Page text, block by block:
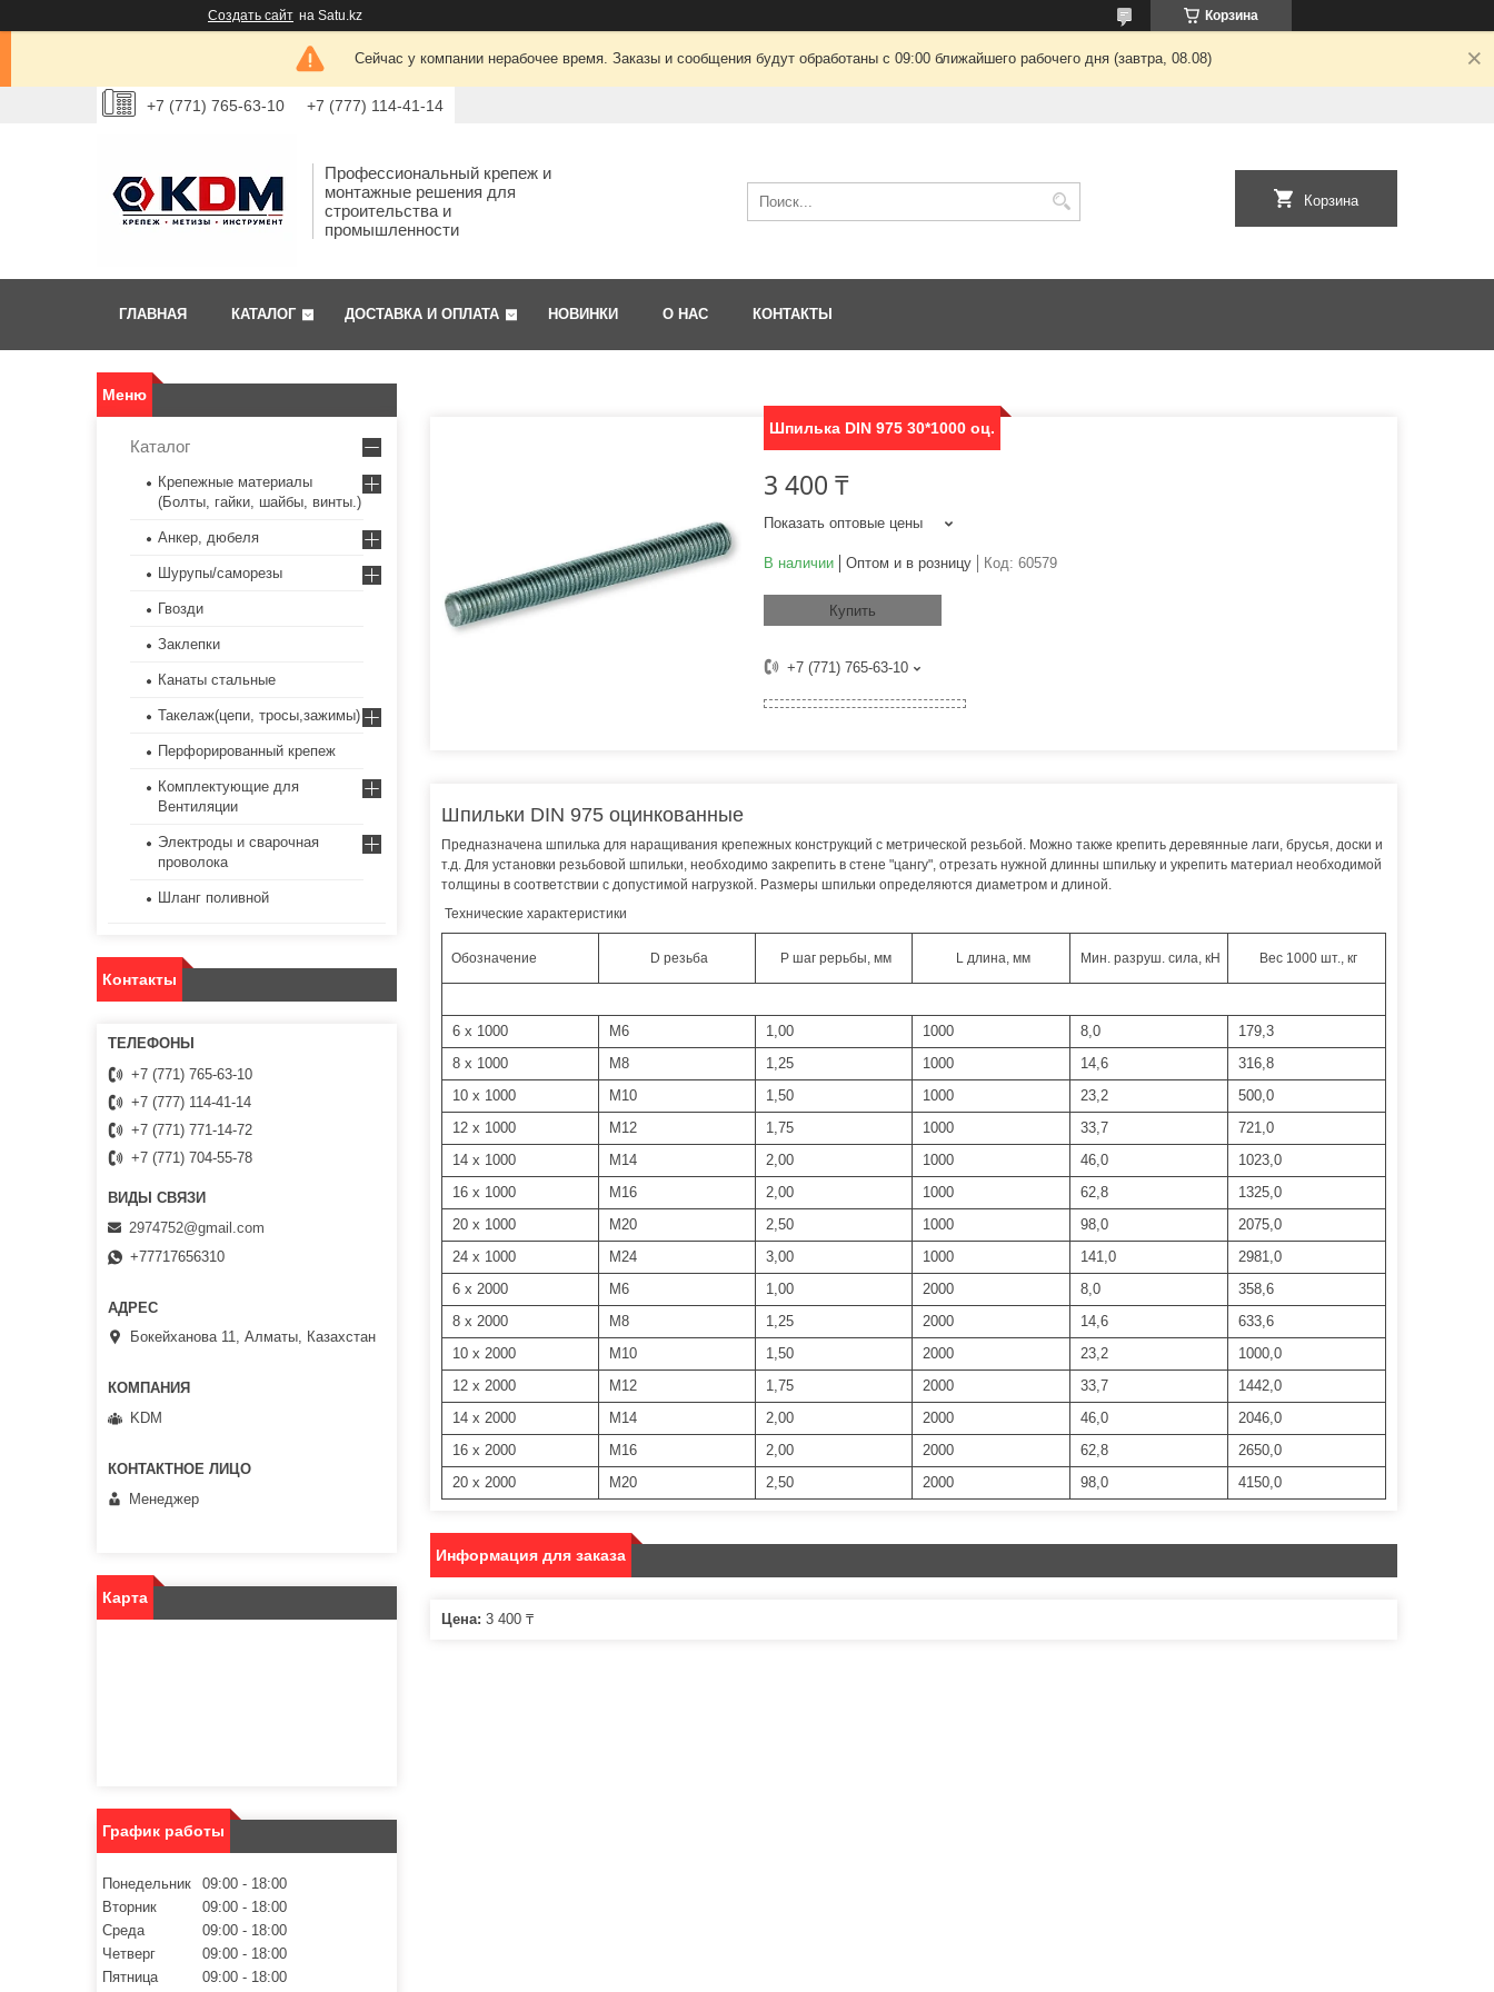
Создать сайт на Satu.kz Корзина
Сейчас у компании нерабочее время. Заказы и сообщения будут обработаны с 09:00 ближайшего рабочего дня (завтра, 08.08)
+7 (771) 765-63-10 +7 (777) 114-41-14
Профессиональный крепеж и
монтажные решения для
строительства и
промышленности
Корзина
ГЛАВНАЯ КАТАЛОГ ДОСТАВКА И ОПЛАТА НОВИНКИ О НАС КОНТАКТЫ
Шпилька DIN 975 30*1000 оц.
3 400 ₸
Показать оптовые цены
В наличии Оптом и в розницу Код: 60579
Купить
+7 (771) 765-63-10
Шпильки DIN 975 оцинкованные
Предназначена шпилька для наращивания крепежных конструкций с метрической резьбой. Можно также крепить деревянные лаги, брусья, доски и
т.д. Для установки резьбовой шпильки, необходимо закрепить в стене "цангу", отрезать нужной длинны шпильку и укрепить материал необходимой
толщины в соответствии с допустимой нагрузкой. Размеры шпильки определяются диаметром и длиной.
Технические характеристики
Обозначение D резьба P шаг рерьбы, мм L длина, мм Мин. разруш. сила, кН Вес 1000 шт., кг
6 х 1000 M6 1,00 1000 8,0
179,3
8 х 1000
M8 1,25 1000 14,6
316,8
10 х 1000
M10 1,50 1000 23,2
500,0
12 х 1000
M12 1,75 1000 33,7
721,0
14 х 1000
M14 2,00 1000 46,0
1023,0
16 х 1000
M16 2,00 1000 62,8
1325,0
20 х 1000
M20 2,50 1000 98,0
2075,0
24 х 1000
M24 3,00 1000 141,0
2981,0
6 х 2000
M6 1,00 2000 8,0
358,6
8 х 2000
M8 1,25 2000 14,6
633,6
10 х 2000
M10 1,50 2000 23,2
1000,0
12 х 2000
M12 1,75 2000 33,7
1442,0
14 х 2000
M14 2,00 2000 46,0
2046,0
16 х 2000
M16 2,00 2000 62,8
2650,0
20 х 2000
M20 2,50 2000 98,0 4150,0
Информация для заказа
Цена: 3 400 ₸
Каталог
Крепежные материалы
(Болты, гайки, шайбы, винты.)
Анкер, дюбеля
Шурупы/саморезы
Гвозди
Заклепки
Канаты стальные
Такелаж(цепи, тросы,зажимы)
Перфорированный крепеж
Комплектующие для
Вентиляции
Электроды и сварочная
проволока
Шланг поливной
Контакты
+7 (771) 765-63-10
+7 (777) 114-41-14
+7 (771) 771-14-72
+7 (771) 704-55-78
2974752@gmail.com
+77717656310
Бокейханова 11, Алматы, Казахстан
KDM
Менеджер
Карта
График работы
Понедельник 09:00
18:00
Вторник
09:00
18:00
Среда
09:00
18:00
Четверг
09:00
18:00
Пятница
09:00
18:00